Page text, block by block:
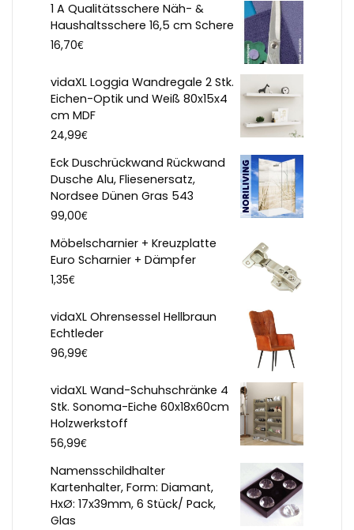
1 A Qualitätsschere Näh- &
Haushaltsschere 16,5 cm Schere
16,70€
vidaXL Loggia Wandregale 2 Stk.
Eichen-Optik und Weiß 80x15x4
cm MDF
24,99€
Eck Duschrückwand Rückwand
Dusche Alu, Fliesenersatz,
Nordsee Dünen Gras 543
99,00€
Möbelscharnier + Kreuzplatte
Euro Scharnier + Dämpfer
1,35€
vidaXL Ohrensessel Hellbraun
Echtleder
96,99€
vidaXL Wand-Schuhschränke 4
Stk. Sonoma-Eiche 60x18x60cm
Holzwerkstoff
56,99€
Namensschildhalter
Kartenhalter, Form: Diamant,
HxØ: 17x39mm, 6 Stück/ Pack,
Glas